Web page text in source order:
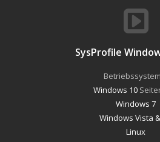
SysProfile
Windows 10
Windows 7
Windows Vista
Linux